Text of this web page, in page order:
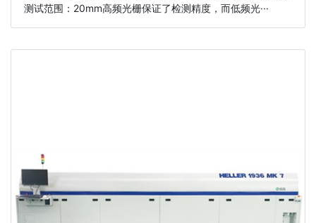
测试范围：20mm高频光栅保证了检测精度，而低频光···